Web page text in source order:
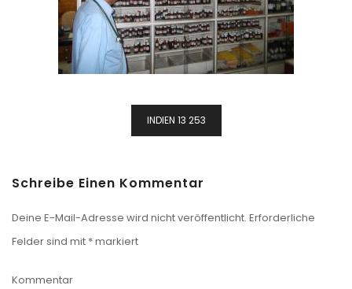
BeitragsnavigationINDIEN 13 253
Schreibe Einen Kommentar
Deine E-Mail-Adresse wird nicht veröffentlicht. Erforderliche
Felder sind mit *markiert
Kommentar